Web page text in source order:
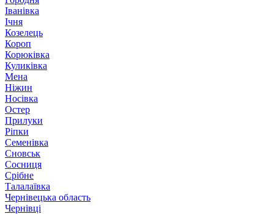
Іванівка
Ічня
Козелець
Короп
Корюківка
Куликівка
Мена
Ніжин
Носівка
Остер
Прилуки
Ріпки
Семенівка
Сновськ
Сосниця
Срібне
Талалаївка
Чернівецька область
Чернівці